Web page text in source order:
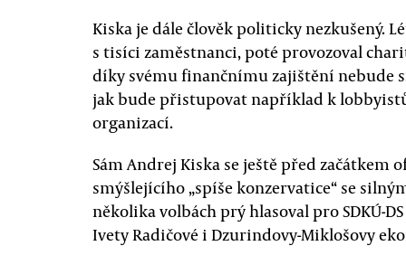
Kiska je dále člověk politicky nezkušený.
s tisíci zaměstnanci, poté provozoval
díky svému finančnímu zajištění nebude
jak bude přistupovat například k
organizací.
Sám Andrej Kiska se ještě před začátkem
smýšlejícího „spíše konzervatice“ se
několika volbách prý hlasoval pro SDKÚ-
Ivety Radičové i Dzurindovy-Miklošovy